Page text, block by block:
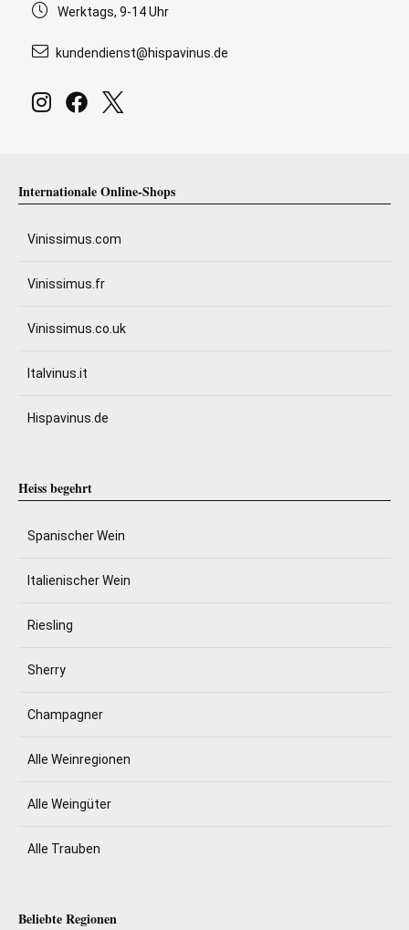
Werktags, 9-14 Uhr
kundendienst@hispavinus.de
Internationale Online-Shops
Vinissimus.com
Vinissimus.fr
Vinissimus.co.uk
Italvinus.it
Hispavinus.de
Heiss begehrt
Spanischer Wein
Italienischer Wein
Riesling
Sherry
Champagner
Alle Weinregionen
Alle Weingüter
Alle Trauben
Beliebte Regionen